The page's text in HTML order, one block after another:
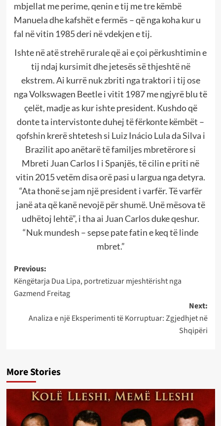
mbjellat me perime, qenin e tij me tre këmbë
Manuela dhe kafshët e fermës – që nga koha kur u
fal në vitin 1985 deri në vdekjen e tij.
Ishte në atë strehë rurale që ai e çoi përkushtimin e
tij ndaj kursimit dhe jetesës së thjeshtë në
ekstrem. Ai kurrë nuk zbriti nga traktori i tij ose
nga Volkswagen Beetle i vitit 1987 me ngjyrë blu të
çelët, madje as kur ishte president. Kushdo që
donte ta intervistonte duhej të fërkonte këmbët –
qofshin krerë shtetesh si Luiz Inácio Lula da Silva i
Brazilit apo anëtarë të familjes mbretërore si
Mbreti Juan Carlos I i Spanjës, të cilin e priti në
vitin 2015 vetëm disa orë pasi u largua nga detyra.
“Ata thonë se jam një president i varfër. Të varfër
janë ata që kanë nevojë për shumë. Unë mësova të
udhëtoj lehtë”, i tha ai Juan Carlos duke qeshur.
“Nuk mundesh – sepse pate fatin e keq të linde
mbret.”
Post
navigation
Previous:
Këngëtarja Dua Lipa, portretizuar mjeshtërisht nga
Gazmend Freitag
Next:
Analiza e një Eksperimenti të Korruptuar: Zgjedhjet në
Shqipëri
More Stories